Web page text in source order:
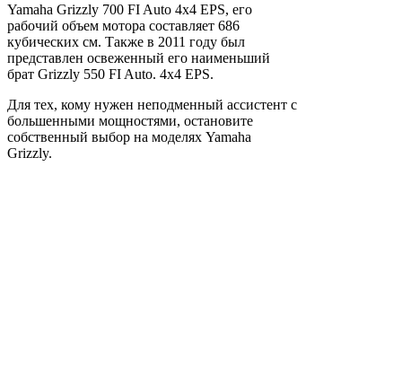
Yamaha Grizzly 700 FI Auto 4x4 EPS, его
рабочий объем мотора составляет 686
кубических см. Также в 2011 году был
представлен освеженный его наименьший
брат Grizzly 550 FI Auto. 4x4 EPS.
Для тех, кому нужен неподменный ассистент с
большенными мощностями, остановите
собственный выбор на моделях Yamaha
Grizzly.